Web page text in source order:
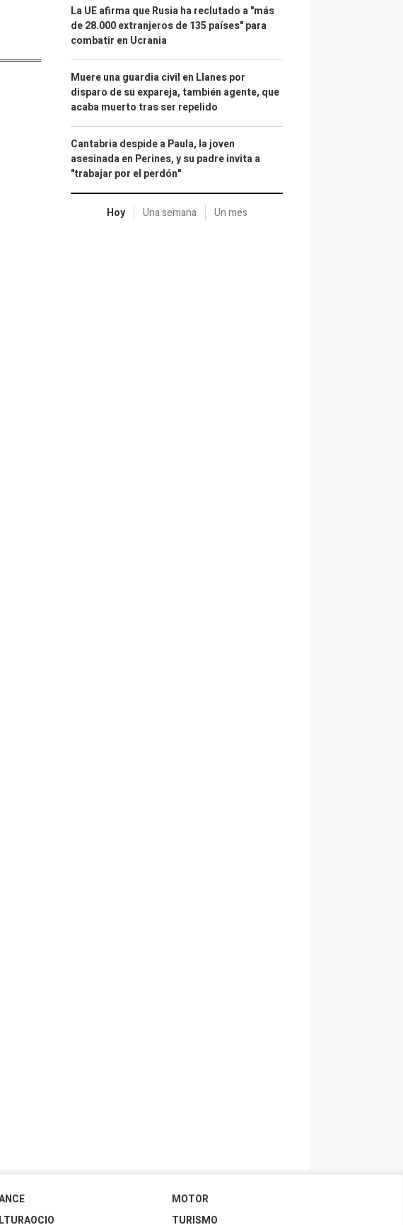
La UE afirma que Rusia ha reclutado a "más
de 28.000 extranjeros de 135 países" para
combatir en Ucrania
Muere una guardia civil en Llanes por
disparo de su expareja, también agente, que
acaba muerto tras ser repelido
Cantabria despide a Paula, la joven
asesinada en Perines, y su padre invita a
"trabajar por el perdón"
Hoy Una semana Un mes
MOTOR
TURISMO